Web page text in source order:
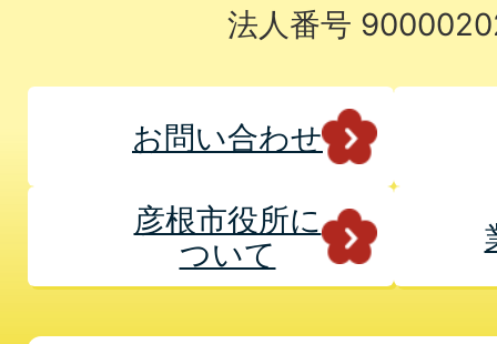
法人番号
お問い合わせ
彦根市役所に
ついて